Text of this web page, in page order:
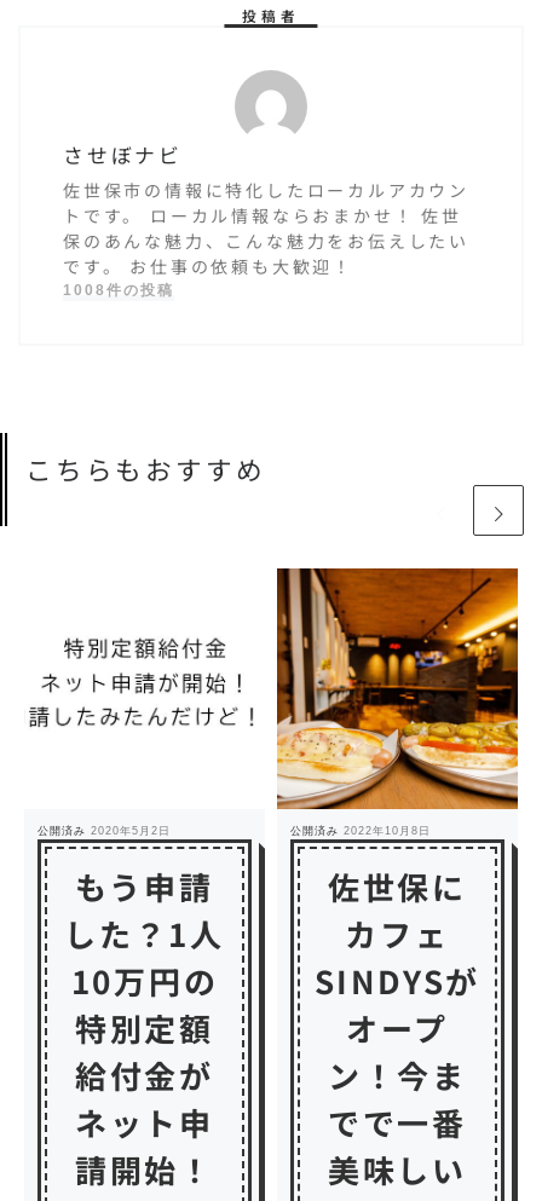
投稿者
させぼナビ
佐世保市の情報に特化したローカルアカウン
トです。 ローカル情報ならおまかせ！ 佐世
保のあんな魅力、こんな魅力をお伝えしたい
です。 お仕事の依頼も大歓迎！
1008件の投稿
こちらもおすすめ
公開済み 2020年5月2日
もう申請
した？1人
10万円の
特別定額
給付金が
ネット申
請開始！
公開済み 2022年10月8日
佐世保に
カフェ
SINDYSが
オープ
ン！今ま
でで一番
美味しい